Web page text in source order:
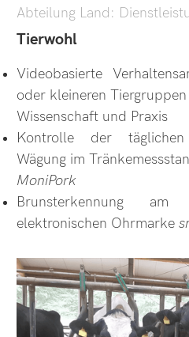
Abteilung Land:
Tierwohl
Videobasierte
oder kleineren
Wissenschaft und Praxis
Kontrolle der
Wägung im
MoniPork
Brunsterkennung
elektronischen Ohrmarke